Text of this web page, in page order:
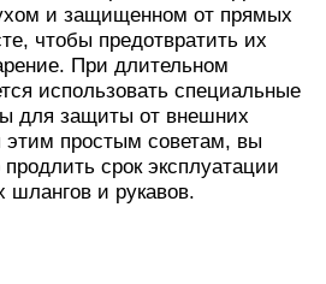
и защищенном от прямых
чтобы предотвратить их
При длительном
использовать специальные
для защиты от внешних
этим простым советам, вы
срок эксплуатации
шлангов и рукавов.